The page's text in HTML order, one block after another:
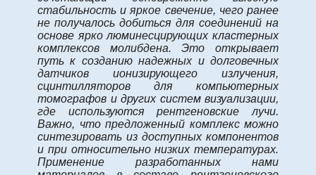
стабильность и яркое свечение, чего ранее
не получалось добиться для соединений на
основе ярко люминесцирующих кластерных
комплексов молибдена. Это открывает
путь к созданию надежных и долговечных
датчиков ионизирующего излучения,
сцинтилляторов для компьютерных
томографов и других систем визуализации,
где используются рентгеновские лучи.
Важно, что предложенный комплекс можно
синтезировать из доступных компонентов
и при относительно низких температурах.
Применение разработанных нами